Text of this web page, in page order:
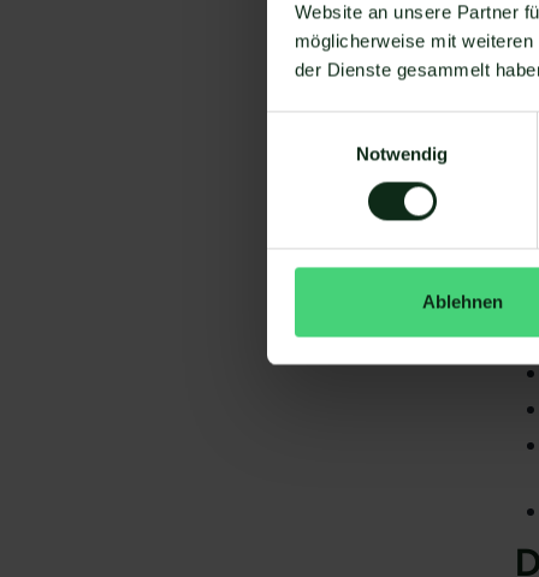
Website an unsere Partner
möglicherweise mit
der Dienste gesammelt
Notwendig
Ablehnen